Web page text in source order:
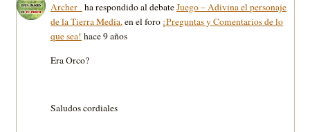
Archer_ ha respondido al debateJuego – Adivina el personaje
de la Tierra Media.en el foro ¡Preguntas y Comentarios de lo
que sea! hace 9 años
Era Orco?
Saludos cordiales